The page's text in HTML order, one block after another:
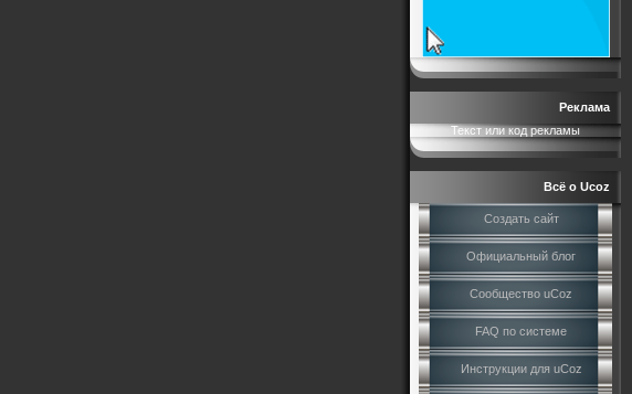
Реклама
Текст или код рекламы
Всё о Ucoz
Создать сайт
Официальный блог
Сообщество uCoz
FAQ по системе
Инструкции для uCoz